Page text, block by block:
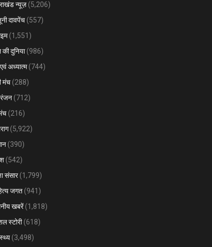
न्यूज़ (5,206)
दावपेंच (557)
(1,551)
दुनिया(986)
एवं अध्यात्म(744)
मंच (288)
(712)
(216)
(5,922)
(390)
(542)
संसार(1,799)
जगत (941)
खबरें(1,818)
स्टोरी(618)
(3,498)